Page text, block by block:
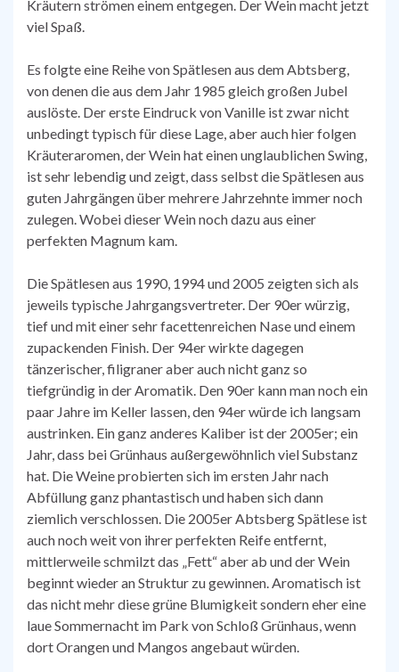
Kräutern strömen einem entgegen. Der Wein macht jetzt
viel Spaß.
Es folgte eine Reihe von Spätlesen aus dem Abtsberg,
von denen die aus dem Jahr 1985 gleich großen Jubel
auslöste. Der erste Eindruck von Vanille ist zwar nicht
unbedingt typisch für diese Lage, aber auch hier folgen
Kräuteraromen, der Wein hat einen unglaublichen Swing,
ist sehr lebendig und zeigt, dass selbst die Spätlesen aus
guten Jahrgängen über mehrere Jahrzehnte immer noch
zulegen. Wobei dieser Wein noch dazu aus einer
perfekten Magnum kam.
Die Spätlesen aus 1990, 1994 und 2005 zeigten sich als
jeweils typische Jahrgangsvertreter. Der 90er würzig,
tief und mit einer sehr facettenreichen Nase und einem
zupackenden Finish. Der 94er wirkte dagegen
tänzerischer, filigraner aber auch nicht ganz so
tiefgründig in der Aromatik. Den 90er kann man noch ein
paar Jahre im Keller lassen, den 94er würde ich langsam
austrinken. Ein ganz anderes Kaliber ist der 2005er; ein
Jahr, dass bei Grünhaus außergewöhnlich viel Substanz
hat. Die Weine probierten sich im ersten Jahr nach
Abfüllung ganz phantastisch und haben sich dann
ziemlich verschlossen. Die 2005er Abtsberg Spätlese ist
auch noch weit von ihrer perfekten Reife entfernt,
mittlerweile schmilzt das „Fett“ aber ab und der Wein
beginnt wieder an Struktur zu gewinnen. Aromatisch ist
das nicht mehr diese grüne Blumigkeit sondern eher eine
laue Sommernacht im Park von Schloß Grünhaus, wenn
dort Orangen und Mangos angebaut würden.